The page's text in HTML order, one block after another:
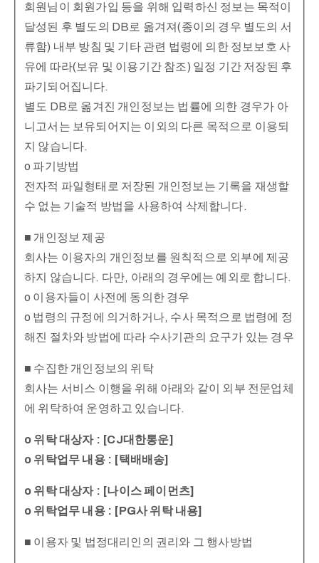
회원님이 회원가입 등을 위해 입력하신 정보는 목적이
달성된 후 별도의 DB로 옮겨져(종이의 경우 별도의 서
류함) 내부 방침 및 기타 관련 법령에 의한 정보보호 사
유에 따라(보유 및 이용기간 참조) 일정 기간 저장된 후
파기되어집니다.
별도 DB로 옮겨진 개인정보는 법률에 의한 경우가 아
니고서는 보유되어지는 이외의 다른 목적으로 이용되
지 않습니다.
o 파기방법
전자적 파일형태로 저장된 개인정보는 기록을 재생할
수 없는 기술적 방법을 사용하여 삭제합니다.
■ 개인정보 제공
회사는 이용자의 개인정보를 원칙적으로 외부에 제공
하지 않습니다. 다만, 아래의 경우에는 예외로 합니다.
o 이용자들이 사전에 동의한 경우
o 법령의 규정에 의거하거나, 수사 목적으로 법령에 정
해진 절차와 방법에 따라 수사기관의 요구가 있는 경우
■ 수집한 개인정보의 위탁
회사는 서비스 이행을 위해 아래와 같이 외부 전문업체
에 위탁하여 운영하고 있습니다.
o 위탁 대상자 : [CJ대한통운]
o 위탁업무 내용 : [택배배송]
o 위탁 대상자 : [나이스 페이먼츠]
o 위탁업무 내용 : [PG사 위탁 내용]
■ 이용자 및 법정대리인의 권리와 그 행사방법